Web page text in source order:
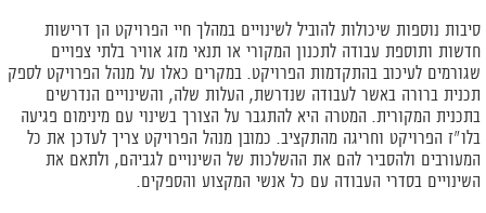
סיבות נוספות שיכולות להוביל לשינויים במהלך חיי הפרויקט הן דרישות
חדשות ותוספת עבודה לתכנון המקורי או תנאי מזג אוויר בלתי צפויים
שגורמים לעיכוב בהתקדמות הפרויקט. במקרים כאלו על מנהל הפרויקט לספק
תכנית ברורה באשר לעבודה שנדרשת, העלות שלה, והשינויים הנדרשים
בתכנית המקורית. המטרה היא להתגבר על הצורך בשינוי עם מינימום פגיעה
בלו"ז הפרויקט וחריגה מהתקציב. כמובן מנהל הפרויקט צריך לעדכן את כל
המעורבים ולהסביר להם את ההשלכות של השינויים לגביהם, ולתאם את
השינויים בסדרי העבודה עם כל אנשי המקצוע והספקים.